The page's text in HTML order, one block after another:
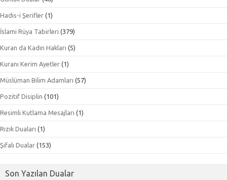
Hadis-i Şerifler (1)
İslami Rüya Tabirleri (379)
Kuran da Kadın Hakları (5)
Kuranı Kerim Ayetler (1)
Müslüman Bilim Adamları (57)
Pozitif Disiplin (101)
Resimli Kutlama Mesajları (1)
Rızık Duaları (1)
Şifalı Dualar (153)
Son Yazılan Dualar